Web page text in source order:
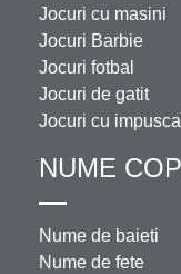
Jocuri cu masini
Jocuri Barbie
Jocuri fotbal
Jocuri de gatit
Jocuri cu
NUME
Nume de baieti
Nume de fete